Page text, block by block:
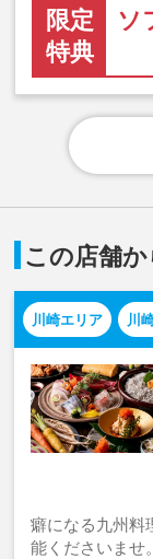
限定
特典
ソ
この店舗
川崎エリア 川
癖になる九州料
能くださいませ。